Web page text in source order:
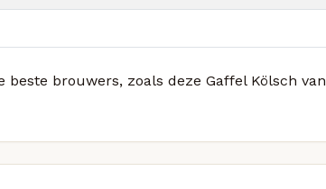
brouwers, zoals deze Gaffel Kölsch van